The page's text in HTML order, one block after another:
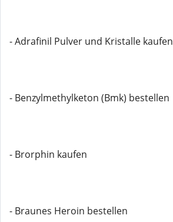
- Adrafinil Pulver und Kristalle kaufen
- Benzylmethylketon (Bmk) bestellen
- Brorphin kaufen
- Braunes Heroin bestellen